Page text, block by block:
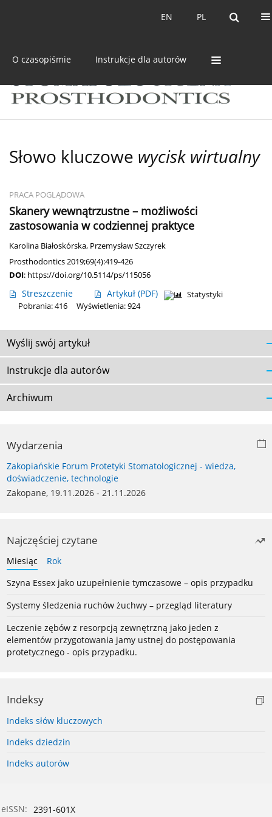
PL
EN PL
EN
O czasopiśmie Instrukcje dla autorów
Słowo kluczowe wycisk wirtualny
PRACA POGLĄDOWA
Skanery wewnątrzustne – możliwości
zastosowania w codziennej praktyce
Karolina Białoskórska, Przemysław Szczyrek
Prosthodontics 2019;69(4):419-426
DOI: https://doi.org/10.5114/ps/115056
Streszczenie Artykuł (PDF)
Statystyki
Pobrania: 416
Wyświetlenia: 924
Wyślij swój artykuł
Instrukcje dla autorów
Archiwum
Wydarzenia
Zakopiańskie Forum Protetyki Stomatologicznej - wiedza,
doświadczenie, technologie
Zakopane, 19.11.2026 - 21.11.2026
Najczęściej czytane
Miesiąc
Rok
Szyna Essex jako uzupełnienie tymczasowe – opis przypadku
Systemy śledzenia ruchów żuchwy – przegląd literatury
Leczenie zębów z resorpcją zewnętrzną jako jeden z
elementów przygotowania jamy ustnej do postępowania
protetycznego - opis przypadku.
Indeksy
Indeks słów kluczowych
Indeks dziedzin
Indeks autorów
eISSN: 2391-601X